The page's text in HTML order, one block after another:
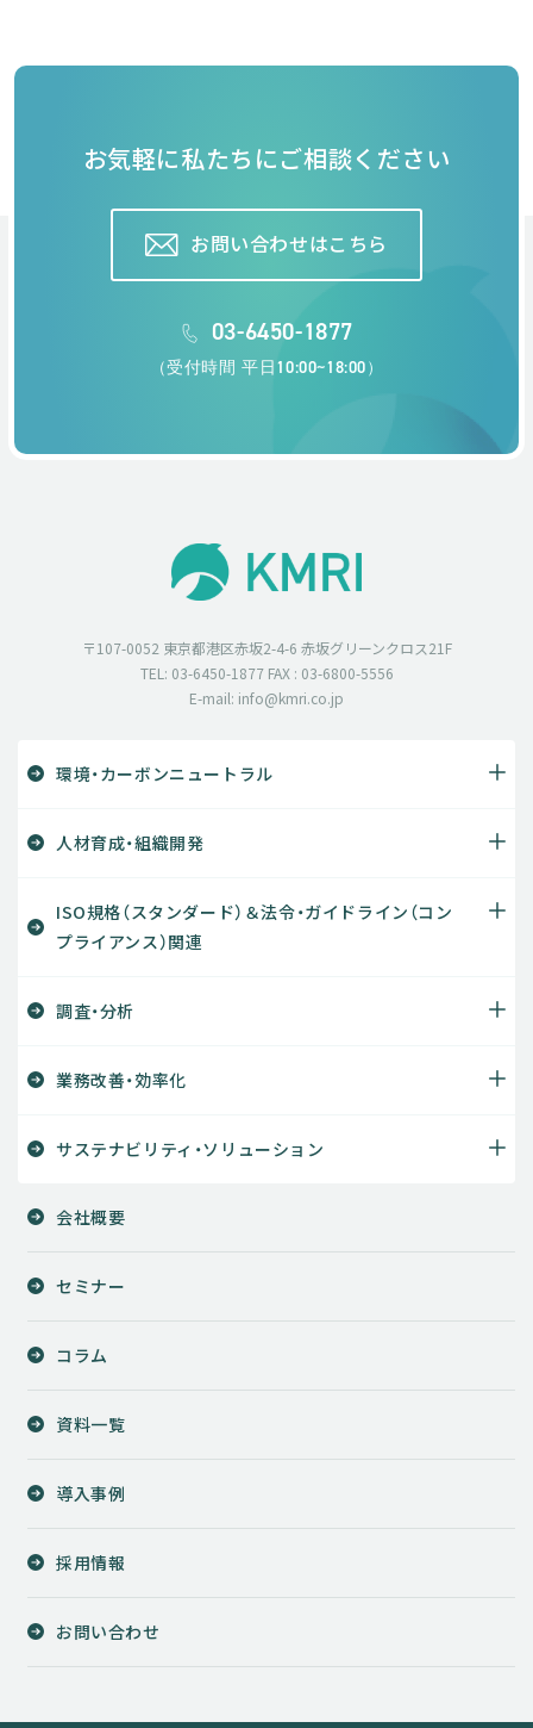
お気軽に私たちにご相談ください
お問い合わせはこちら
03-6450-1877
（受付時間 平日10:00~18:00）
〒107-0052 東京都港区赤坂2-4-6 赤坂グリーンクロス21F
TEL: 03-6450-1877 FAX : 03-6800-5556
E-mail: info@kmri.co.jp
環境・カーボンニュートラル
人材育成・組織開発
ISO規格（スタンダード）＆法令・ガイドライン（コン
プライアンス）関連
調査・分析
業務改善・効率化
サステナビリティ・ソリューション
会社概要
セミナー
コラム
資料一覧
導入事例
採用情報
お問い合わせ